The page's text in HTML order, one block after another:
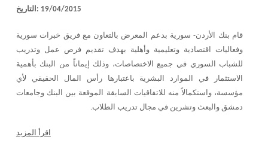
التاريخ: 19/04/2015
قام بنك الأردن- سورية بدعم المعرض بالتعاون مع فريق خبرات سورية
وفعاليات اقتصادية وتعليمية وأهلية بهدف تقديم فرص عمل وتدريب
للشباب السوري في جميع الاختصاصات، وذلك إيماناً من البنك بأهمية
الاستثمار في الموارد البشرية باعتبارها رأس المال الحقيقي لأي
مؤسسة، واستكمالاً منه للاتفاقيات السابقة الموقعة بين البنك وجامعات
دمشق والبعث وتشرين في مجال تدريب الطلاب.
اقرأ المزيد